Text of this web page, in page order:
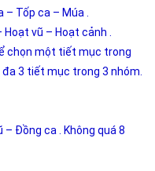
Tốp ca – Múa .
vũ – Hoạt cảnh .
chọn một tiết mục trong
3 tiết mục trong 3 nhóm.
Đồng ca . Không quá 8